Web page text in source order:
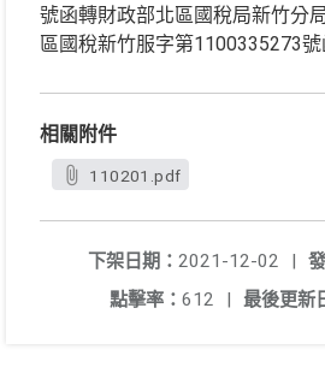
號函轉財政部北區國稅局新竹分
區國稅新竹服字第1100335273號
相關附件
110201.pdf
下架日期： 2021-12-02
|
最後更新
點擊率： 612 |